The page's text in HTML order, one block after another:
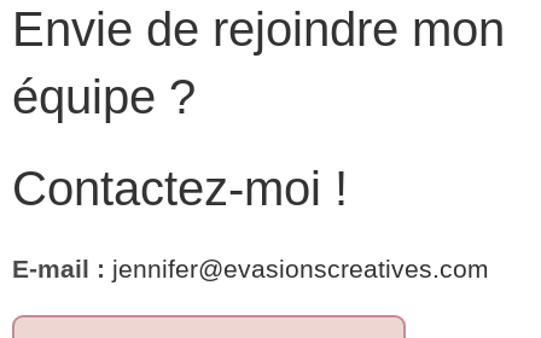
Envie de rejoindre mon
équipe ?
Contactez-moi !
E-mail : jennifer@evasionscreatives.com